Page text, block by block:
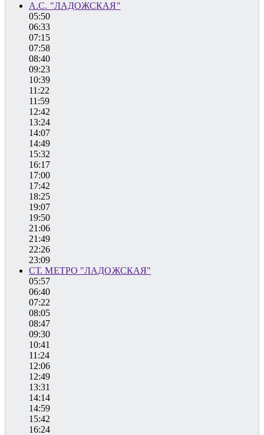
А.С. "ЛАДОЖСКАЯ"
05:50
06:33
07:15
07:58
08:40
09:23
10:39
11:22
11:59
12:42
13:24
14:07
14:49
15:32
16:17
17:00
17:42
18:25
19:07
19:50
21:06
21:49
22:26
23:09
СТ. МЕТРО "ЛАДОЖСКАЯ"
05:57
06:40
07:22
08:05
08:47
09:30
10:41
11:24
12:06
12:49
13:31
14:14
14:59
15:42
16:24